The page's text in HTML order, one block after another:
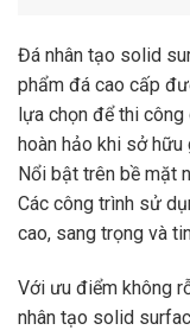
Đá nhân tạo solid
phẩm đá cao cấp
lựa chọn để thi
hoàn hảo khi sở hữu
Nổi bật trên bề mặt
Các công trình sử
cao, sang trọng và
Với ưu điểm không
nhân tạo solid